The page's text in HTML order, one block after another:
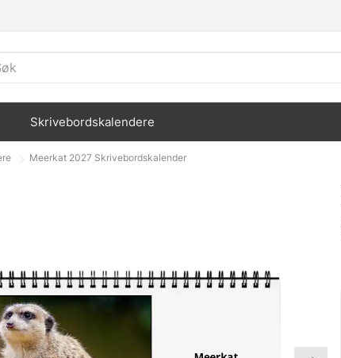
Skrivebordskalendere
Meerkat 2027 Skrivebordskalender